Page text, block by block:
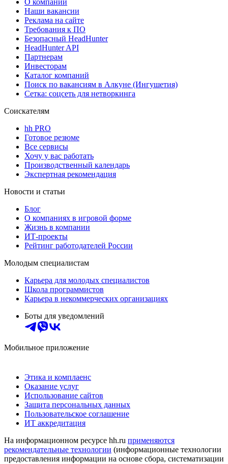
Наши вакансии
Реклама на сайте
Требования к ПО
Безопасный HeadHunter
HeadHunter API
Партнерам
Инвесторам
Каталог компаний
Поиск по вакансиям в Алкуне (Ингушетия)
Сетка: соцсеть для нетворкинга
Соискателям
hh PRO
Готовое резюме
Все сервисы
Хочу у вас работать
Производственный календарь
Экспертная рекомендация
Новости и статьи
Блог
О компаниях в игровой форме
Жизнь в компании
ИТ-проекты
Рейтинг работодателей России
Молодым специалистам
Карьера для молодых специалистов
Школа программистов
Карьера в некоммерческих организациях
Боты для уведомлений
Мобильное приложение
Этика и комплаенс
Оказание услуг
Использование сайтов
Защита персональных данных
Пользовательское соглашение
ИТ аккредитация
На информационном ресурсе hh.ru применяются
рекомендательные технологии (информационные технологии
предоставления информации на основе сбора, систематизации